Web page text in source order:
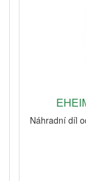
Náhradní díl